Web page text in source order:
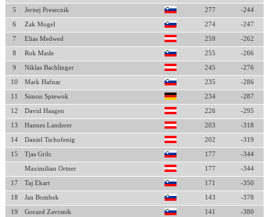
5 Jernej Presecnik 277 -244
6 Zak Mogel 274 -247
7 Elias Medwed 259 -262
8 Rok Masle 255 -266
9 Niklas Bachlinger 245 -276
10 Mark Hafnar 235 -286
11 Simon Spiewok 234 -287
12 David Haagen 226 -295
13 Hannes Landerer 203 -318
14 Daniel Tschofenig 202 -319
15 Tjas Grilc 177 -344
Maximilian Ortner 177 -344
17 Taj Ekart 171 -350
18 Jan Bombek 143 -378
19 Gorazd Zavrsnik 141 -380